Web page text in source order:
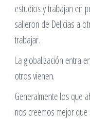
estudios y trabajan en
salieron de Delicias a
trabajar.
La globalización entra
otros vienen.
Generalmente los que
nos creemos mejor